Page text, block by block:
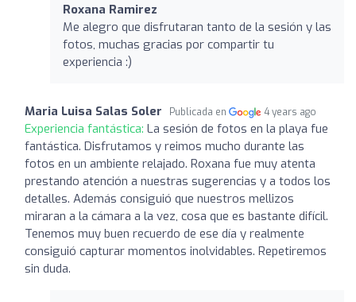
Roxana Ramirez
Me alegro que disfrutaran tanto de la sesión y las
fotos, muchas gracias por compartir tu
experiencia :)
Maria Luisa Salas Soler Publicada en 4 years ago
Experiencia fantástica: La sesión de fotos en la playa fue
fantástica. Disfrutamos y reimos mucho durante las
fotos en un ambiente relajado. Roxana fue muy atenta
prestando atención a nuestras sugerencias y a todos los
detalles. Además consiguió que nuestros mellizos
miraran a la cámara a la vez, cosa que es bastante difícil.
Tenemos muy buen recuerdo de ese día y realmente
consiguió capturar momentos inolvidables. Repetiremos
sin duda.